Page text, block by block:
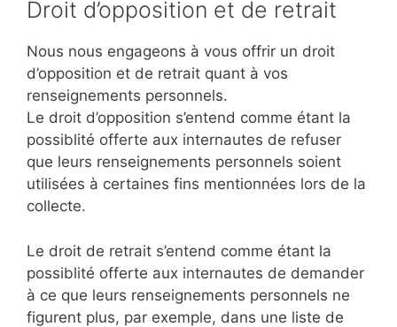
Droit d’opposition et de retrait
Nous nous engageons à vous offrir un droit
d’opposition et de retrait quant à vos
renseignements personnels.
Le droit d’opposition s’entend comme étant la
possiblité offerte aux internautes de refuser
que leurs renseignements personnels soient
utilisées à certaines fins mentionnées lors de la
collecte.
Le droit de retrait s’entend comme étant la
possiblité offerte aux internautes de demander
à ce que leurs renseignements personnels ne
figurent plus, par exemple, dans une liste de